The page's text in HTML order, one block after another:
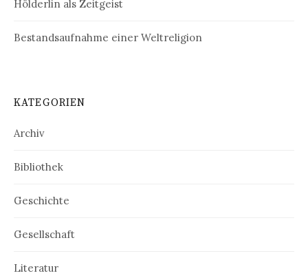
Hölderlin als Zeitgeist
Bestandsaufnahme einer Weltreligion
KATEGORIEN
Archiv
Bibliothek
Geschichte
Gesellschaft
Literatur